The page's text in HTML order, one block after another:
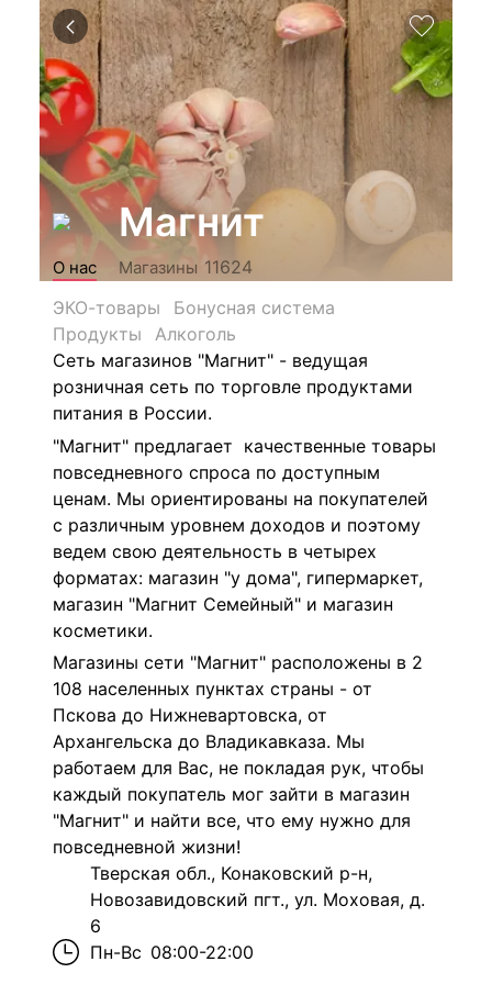
Магнит
О нас Магазины 11624
ЭКО-товары
Бонусная система
Продукты
Алкоголь
Сеть магазинов "Магнит" - ведущая
розничная сеть по торговле продуктами
питания в России.
"Магнит" предлагает качественные товары
повседневного спроса по доступным
ценам. Мы ориентированы на покупателей
с различным уровнем доходов и поэтому
ведем свою деятельность в четырех
форматах: магазин "у дома", гипермаркет,
магазин "Магнит Семейный" и магазин
косметики.
Магазины сети "Магнит" расположены в 2
108 населенных пунктах страны - от
Пскова до Нижневартовска, от
Архангельска до Владикавказа. Мы
работаем для Вас, не покладая рук, чтобы
каждый покупатель мог зайти в магазин
"Магнит" и найти все, что ему нужно для
повседневной жизни!
Тверская обл., Конаковский р-н,
Новозавидовский пгт., ул. Моховая, д.
6
Пн-Вс 08:00-22:00